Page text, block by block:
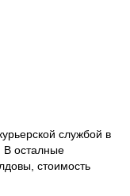
службой в
. В осталные
стоимость